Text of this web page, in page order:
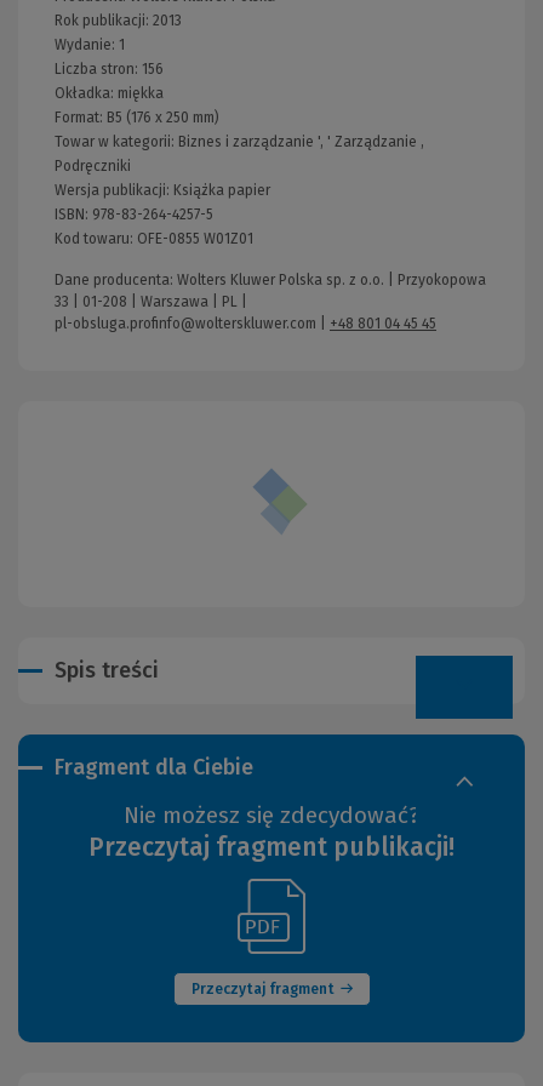
Fragment dla Ciebie
Nie możesz się zdecydować?
Przeczytaj fragment publikacji!
Przeczytaj fragment
(Nowe
okno)
innej
strony)
Rok publikacji: 2013
Wydanie: 1
Liczba stron: 156
Okładka: miękka
Format: B5 (176 x 250 mm)
Towar w kategorii: Biznes i zarządzanie ', ' Zarządzanie ,
Podręczniki
Wersja publikacji: Książka papier
ISBN: 978-83-264-4257-5
Kod towaru: OFE-0855 W01Z01
Dane producenta: Wolters Kluwer Polska sp. z o.o. | Przyokopowa
33 | 01-208 | Warszawa | PL |
pl-obsluga.profinfo@wolterskluwer.com
+48 801 04 45 45
Spis treści